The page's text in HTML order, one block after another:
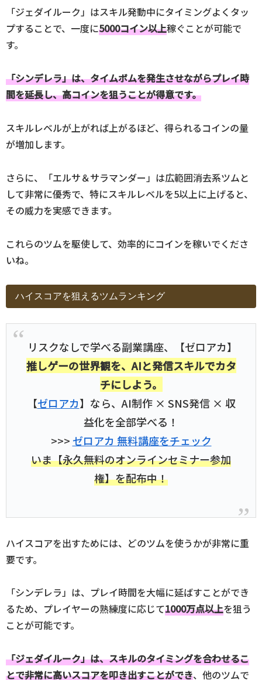
「ジェダイルーク」はスキル発動中にタイミングよくタッ
プすることで、一度に5000コイン以上稼ぐことが可能で
す。
「シンデレラ」は、タイムボムを発生させながらプレイ時
間を延長し、高コインを狙うことが得意です。
スキルレベルが上がれば上がるほど、得られるコインの量
が増加します。
さらに、「エルサ＆サラマンダー」は広範囲消去系ツムと
して非常に優秀で、特にスキルレベルを5以上に上げると、
その威力を実感できます。
これらのツムを駆使して、効率的にコインを稼いでくださ
いね。
ハイスコアを狙えるツムランキング
リスクなしで学べる副業講座、【ゼロアカ】
推しゲーの世界観を、AIと発信スキルでカタ
チにしよう。
【ゼロアカ】なら、AI制作 × SNS発信 × 収
益化を全部学べる！
>>> ゼロアカ 無料講座をチェック
いま【永久無料のオンラインセミナー参加
権】を配布中！
ハイスコアを出すためには、どのツムを使うかが非常に重
要です。
「シンデレラ」は、プレイ時間を大幅に延ばすことができ
るため、プレイヤーの熟練度に応じて1000万点以上を狙う
ことが可能です。
「ジェダイルーク」は、スキルのタイミングを合わせるこ
とで非常に高いスコアを叩き出すことができ、他のツムで